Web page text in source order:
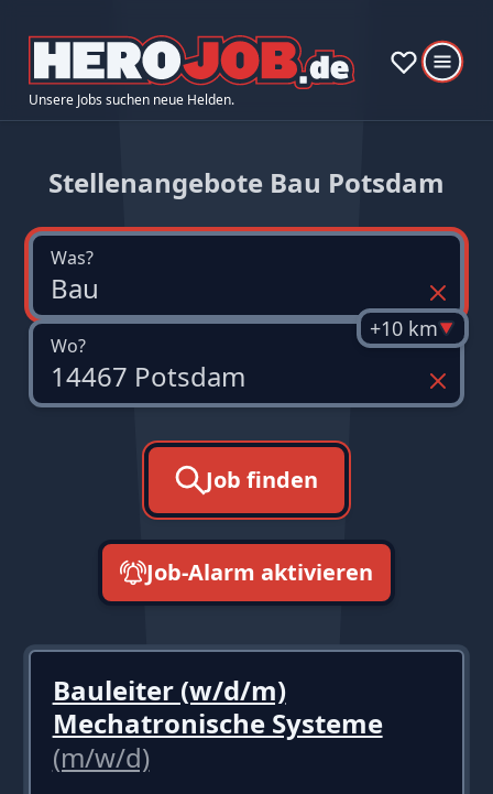
Unsere Jobs suchen neue Helden.
Stellenangebote Bau Potsdam
Was?
Wo?
+10 km
Job finden
Job-Alarm aktivieren
Bauleiter (w/d/m)
Mechatronische Systeme
(m/w/d)